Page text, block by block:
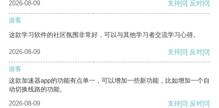
2026-08-09
支持[0] 反对[0]
游客
这款学习软件的社区氛围非常好，可以与其他学习者交流学习心得。
2026-08-09 支持[0] 反对[0]
游客
这款加速器app的功能有点单一，可以增加一些新功能，比如增加一个自
动切换线路的功能。
2026-08-09
支持[0] 反对[0]